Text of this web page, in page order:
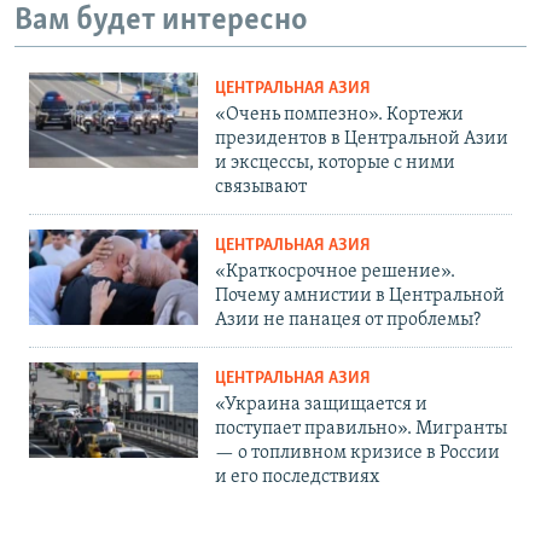
Вам будет интересно
ЦЕНТРАЛЬНАЯ АЗИЯ
«Очень помпезно». Кортежи
президентов в Центральной Азии
и эксцессы, которые с ними
связывают
ЦЕНТРАЛЬНАЯ АЗИЯ
«Краткосрочное решение».
Почему амнистии в Центральной
Азии не панацея от проблемы?
ЦЕНТРАЛЬНАЯ АЗИЯ
«Украина защищается и
поступает правильно». Мигранты
— о топливном кризисе в России
и его последствиях